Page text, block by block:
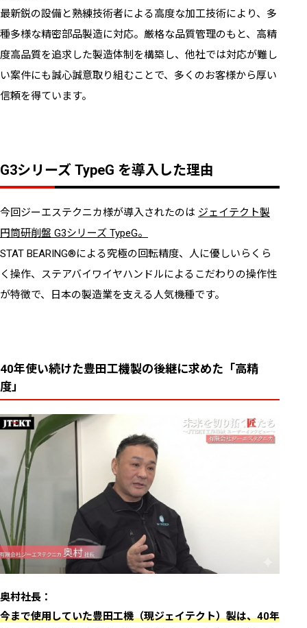
最新鋭の設備と熟練技術者による高度な加工技術により、多
種多様な精密部品製造に対応。厳格な品質管理のもと、高精
度高品質を追求した製造体制を構築し、他社では対応が難し
い案件にも誠心誠意取り組むことで、多くのお客様から厚い
信頼を得ています。
G3シリーズ TypeG を導入した理由
今回ジーエステクニカ様が導入されたのは ジェイテクト製
円筒研削盤 G3シリーズ TypeG。
STAT BEARING®による究極の回転精度、人に優しいらくら
く操作、ステアバイワイヤハンドルによるこだわりの操作性
が特徴で、日本の製造業を支える人気機種です。
40年使い続けた豊田工機製の後継に求めた「高精
度」
奥村社長：
今まで使用していた豊田工機（現ジェイテクト）製は、40年